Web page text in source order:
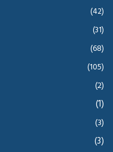
(42)
(31)
(68)
(105)
(2)
(1)
(3)
(3)